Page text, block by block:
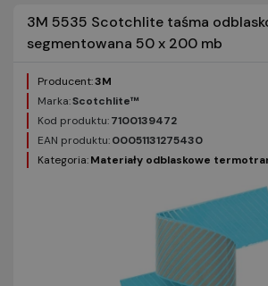
3M 5535 Scotchlite taśma
segmentowana 50 x 200 mb
Producent:3M
Marka:Scotchlite™
Kod produktu:7100139472
EAN produktu:00051131275430
Kategoria:Materiały odblaskowe